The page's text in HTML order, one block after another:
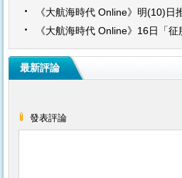
改版 同步推出「淘金熱」探索新
《大航海時代 Online》明(10)日
Atlas」震撼改版
《大航海時代 Online》16日「
最新評論
發表評論